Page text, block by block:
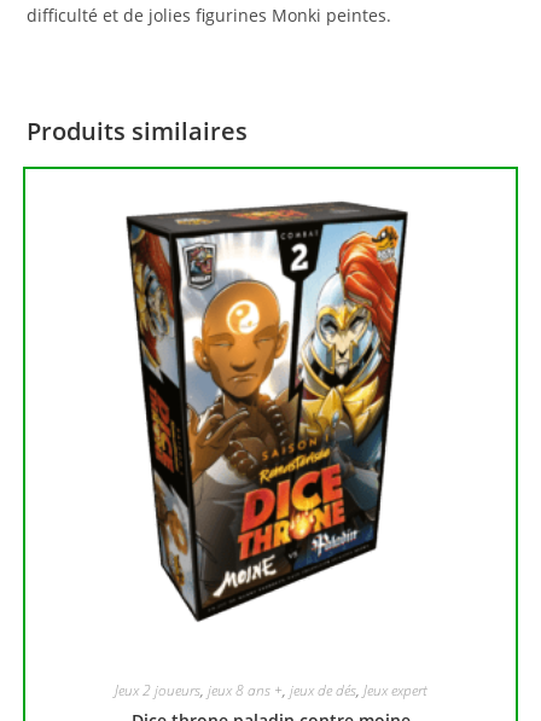
difficulté et de jolies figurines Monki peintes.
Produits similaires
Jeux 2 joueurs, jeux 8 ans +, jeux de dés, Jeux expert